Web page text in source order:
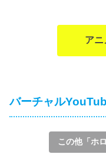
アニ
バーチャル
この他「ホ